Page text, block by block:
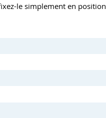
le simplement en position